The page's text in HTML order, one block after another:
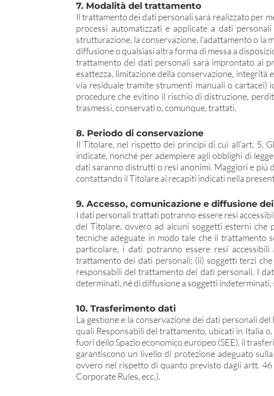
7. Modalità del trattamento
Il trattamento dei dati personali sarà realizzato per
processi automatizzati e applicate a dati
strutturazione, la conservazione, l’adattamento o la
diffusione o qualsiasi altra forma di messa a
trattamento dei dati personali sarà improntato ai
esattezza, limitazione della conservazione,
via residuale tramite strumenti manuali o cartacei)
procedure che evitino il rischio di distruzione,
trasmessi, conservati o, comunque, trattati.
8. Periodo di conservazione
Il Titolare, nel rispetto dei principi di cui all’art. 5,
indicate, nonché per adempiere agli obblighi di
dati saranno distrutti o resi anonimi. Maggiori e più
contattando il Titolare ai recapiti indicati nella
9. Accesso, comunicazione e diffusione
I dati personali trattati potranno essere resi
del Titolare, ovvero ad alcuni soggetti esterni che
tecniche adeguate in modo tale che il trattamento
particolare, i dati potranno essere resi
trattamento dei dati personali; (ii) soggetti terzi
responsabili del trattamento dei dati personali. I
determinati, né di diffusione a soggetti indeterminati,
10. Trasferimento dati
La gestione e la conservazione dei dati personali
quali Responsabili del trattamento, ubicati in Italia
fuori dello Spazio economico europeo (SEE), il
garantiscono un livello di protezione adeguato
ovvero nel rispetto di quanto previsto dagli artt. 46
Corporate Rules, ecc.).